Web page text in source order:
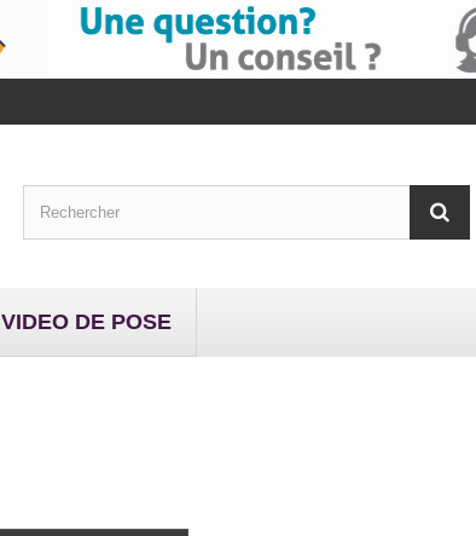
VIDEO DE POSE